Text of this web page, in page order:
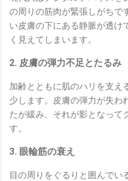
の周りの筋肉が緊張しがちで
い皮膚の下にある静脈が透け
く見えてしまいます。
2. 皮膚の弾力不足とたるみ
加齢とともに肌のハリを支え
少します。皮膚の弾力が失わ
たが緩み、それが影となって
す。
3. 眼輪筋の衰え
目の周りをぐるりと囲んでい